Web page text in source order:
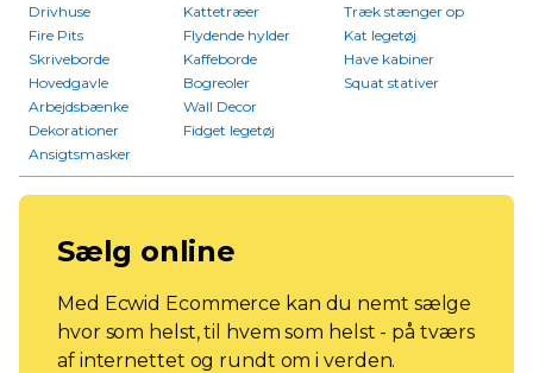
Drivhuse
Fire Pits
Skriveborde
Hovedgavle
Arbejdsbænke
Dekorationer
Ansigtsmasker
Kattetræer
Flydende hylder
Kaffeborde
Bogreoler
Wall Decor
Fidget legetøj
Træk stænger op
Kat legetøj
Have kabiner
Squat stativer
Sælg online
Med Ecwid Ecommerce kan du nemt sælge
hvor som helst, til hvem som helst - på tværs
af internettet og rundt om i verden.